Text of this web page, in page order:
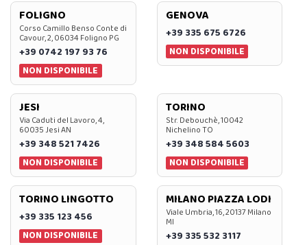
FOLIGNO
Corso Camillo Benso Conte di
Cavour, 2, 06034 Foligno PG
+39 0742 197 93 76
NON DISPONIBILE
GENOVA
+39 335 675 6726
NON DISPONIBILE
JESI
Via Caduti del Lavoro, 4,
60035 Jesi AN
+39 348 521 7426
NON DISPONIBILE
TORINO
Str. Debouchè, 10042
Nichelino TO
+39 348 584 5603
NON DISPONIBILE
TORINO LINGOTTO
+39 335 123 456
NON DISPONIBILE
MILANO PIAZZA LODI
Viale Umbria, 16, 20137 Milano
MI
+39 335 532 3117